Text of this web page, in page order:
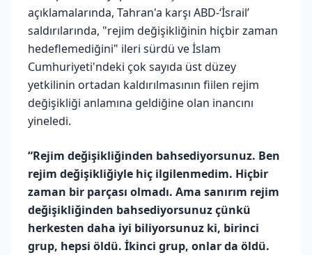
açıklamalarında, Tahran'a karşı ABD-‘İsrail’
saldırılarında, "rejim değişikliğinin hiçbir zaman
hedeflemediğini" ileri sürdü ve İslam
Cumhuriyeti'ndeki çok sayıda üst düzey
yetkilinin ortadan kaldırılmasının fiilen rejim
değişikliği anlamına geldiğine olan inancını
yineledi.
“Rejim değişikliğinden bahsediyorsunuz. Ben
rejim değişikliğiyle hiç ilgilenmedim. Hiçbir
zaman bir parçası olmadı. Ama sanırım rejim
değişikliğinden bahsediyorsunuz çünkü
herkesten daha iyi biliyorsunuz ki, birinci
grup, hepsi öldü. İkinci grup, onlar da öldü.